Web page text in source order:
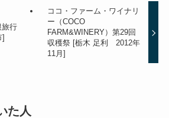
旅行
]
ココ・ファーム・ワイナリ
ー（COCO
FARM&WINERY）第29回
収穫祭 [栃木 足利 2012年
11月]
た人